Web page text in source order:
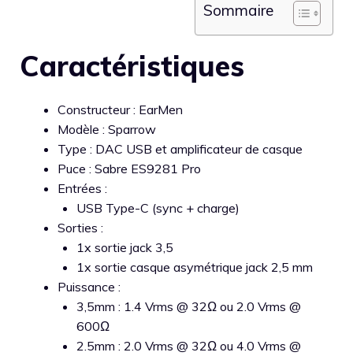
Sommaire
Caractéristiques
Constructeur : EarMen
Modèle : Sparrow
Type : DAC USB et amplificateur de casque
Puce : Sabre ES9281 Pro
Entrées :
USB Type-C (sync + charge)
Sorties :
1x sortie jack 3,5
1x sortie casque asymétrique jack 2,5 mm
Puissance :
3,5mm : 1.4 Vrms @ 32Ω ou 2.0 Vrms @
600Ω
2.5mm : 2.0 Vrms @ 32Ω ou 4.0 Vrms @